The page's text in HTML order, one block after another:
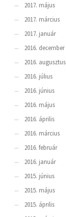
2017. május
2017. március
2017. január
2016. december
2016. augusztus
2016. július
2016. június
2016. május
2016. április
2016. március
2016. február
2016. január
2015. június
2015. május
2015. április